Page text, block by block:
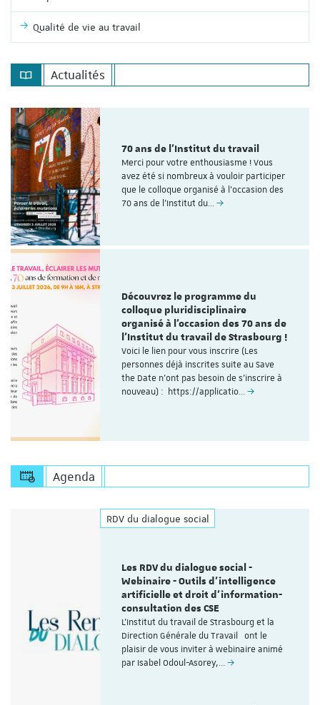
Qualité de vie au travail
Actualités
70 ans de l'Institut du travail
Merci pour votre enthousiasme ! Vous
avez été si nombreux à vouloir participer
que le colloque organisé à l'occasion des
70 ans de l’Institut du…
Découvrez le programme du
colloque pluridisciplinaire
organisé à l'occasion des 70 ans de
l'Institut du travail de Strasbourg !
Voici le lien pour vous inscrire (Les
personnes déjà inscrites suite au Save
the Date n'ont pas besoin de s'inscrire à
nouveau) : https://applicatio…
Agenda
RDV du dialogue social
Les RDV du dialogue social -
Webinaire - Outils d’intelligence
artificielle et droit d’information-
consultation des CSE
L'Institut du travail de Strasbourg et la
Direction Générale du Travail ont le
plaisir de vous inviter à webinaire animé
par Isabel Odoul-Asorey,…